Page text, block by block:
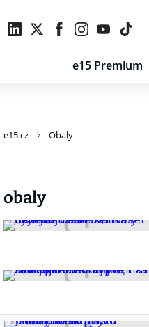
e15 Premium
e15.cz Obaly
obaly